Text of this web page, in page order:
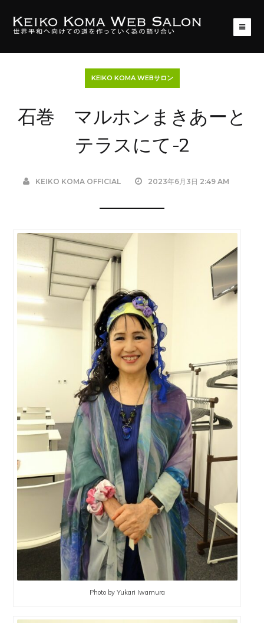
KEIKO KOMA WEBサロン
石巻 マルホンまきあーと
テラスにて-2
KEIKO KOMA OFFICIAL 2023年6月3日 2:49 AM
Photo by Yukari Iwamura